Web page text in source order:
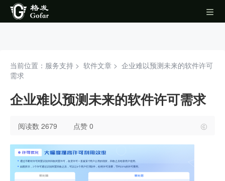
当前位置：服务支持 > 软件文章 > 企业难以预测未来的软件许可
需求
企业难以预测未来的软件许可需求
阅读数 2679 点赞 0